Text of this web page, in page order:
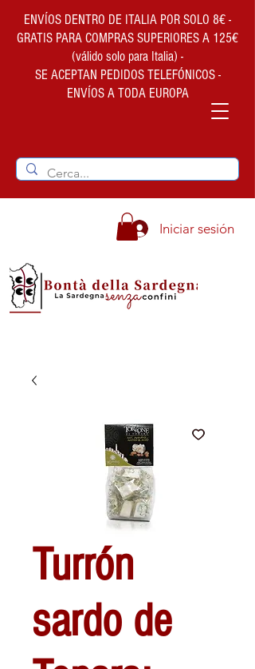
ENVÍOS DENTRO DE ITALIA POR SOLO 8€ -
GRATIS PARA COMPRAS SUPERIORES A 125€
(válido solo para Italia) -
SE ACEPTAN PEDIDOS TELEFÓNICOS -
ENVÍOS A TODA EUROPA
Iniciar sesión
Turrón
sardo de